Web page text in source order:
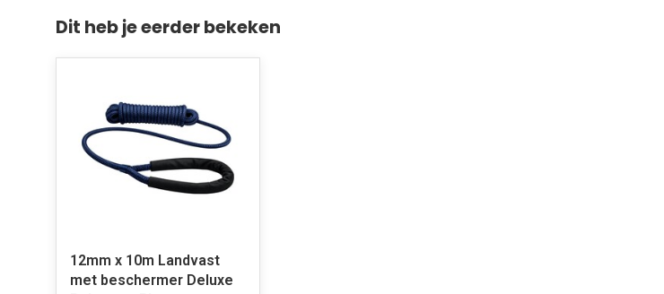
Dit heb je eerder bekeken
12mm x 10m Landvast
met beschermer Deluxe